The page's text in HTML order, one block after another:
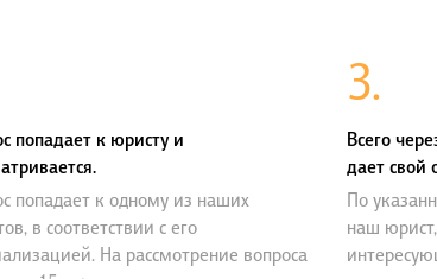
попадает к юристу и
попадает к одному из наших
в соответствии с его
На рассмотрение вопроса
3.
Всего
дает свой
По
наш